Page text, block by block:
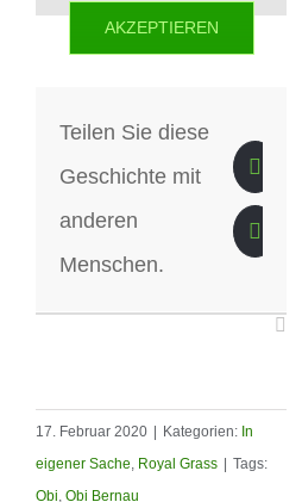
AKZEPTIEREN
Teilen Sie diese
Geschichte mit
anderen
Menschen.
17. Februar 2020 | Kategorien: In
eigener Sache Royal Grass | Tags:
Obi Obi Bernau